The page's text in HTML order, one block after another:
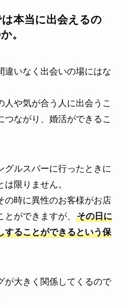
本当に出会えるの
。
違いなく出会いの場にはな
人や気が合う人に出会うこ
つながり、婚活ができるこ
グルスバーに行ったときに
限りません。
の時に異性のお客様がお店
ができますが、 その日に
することができるという保
が大きく関係してくるので